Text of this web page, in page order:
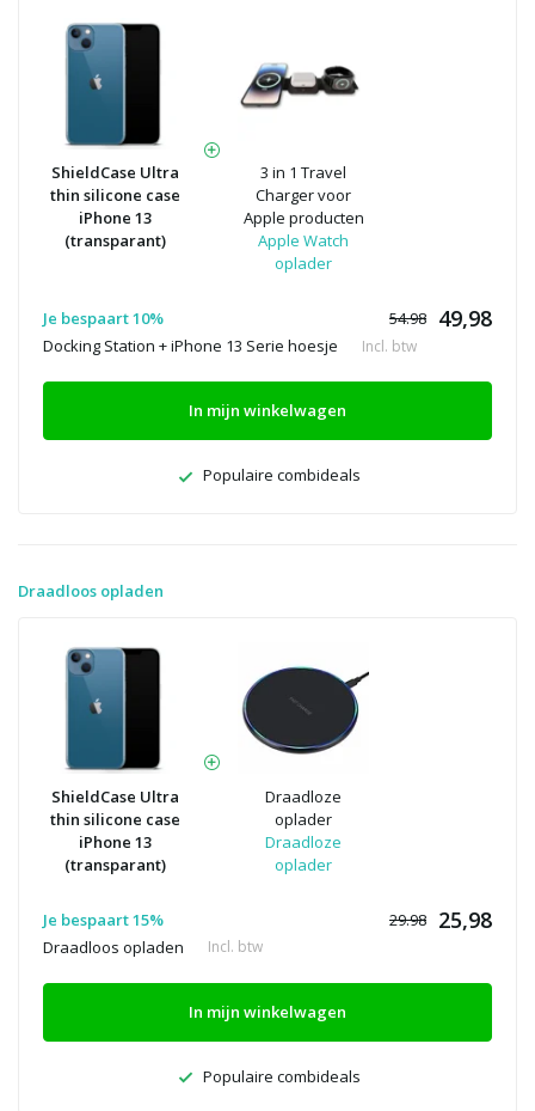
ShieldCase Ultra
thin silicone case
iPhone 13
(transparant)
3 in 1 Travel
Charger voor
Apple producten
Apple Watch
oplader
Je bespaart 10% 54.98 49,98
Docking Station + iPhone 13 Serie hoesje Incl. btw
In mijn winkelwagen
Populaire combideals
Draadloos opladen
ShieldCase Ultra
thin silicone case
iPhone 13
(transparant)
Draadloze
oplader
Draadloze
oplader
Je bespaart 15% 29.98 25,98
Draadloos opladen Incl. btw
In mijn winkelwagen
Populaire combideals